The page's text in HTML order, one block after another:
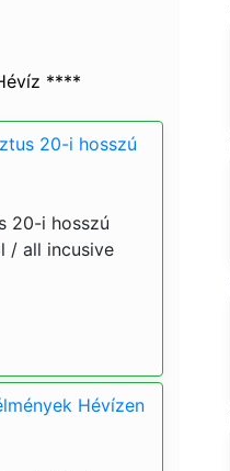
****
20-i hosszú
20-i hosszú
/ all incusive
Hévízen